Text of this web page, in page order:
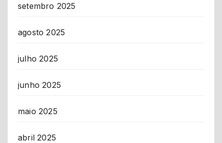
setembro 2025
agosto 2025
julho 2025
junho 2025
maio 2025
abril 2025